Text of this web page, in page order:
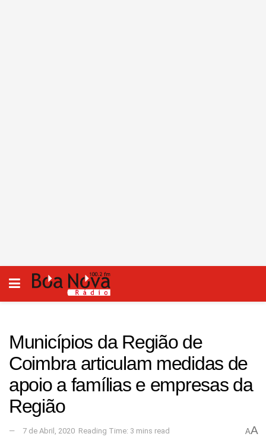
Municípios da Região de
Coimbra articulam medidas de
apoio a famílias e empresas da
Região
7 de Abril, 2020 Reading Time: 3 mins read AA